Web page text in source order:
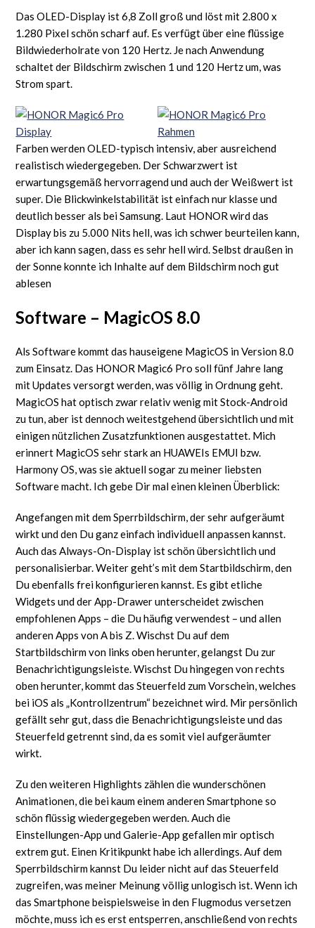
Das OLED-Display ist 6,8 Zoll groß und löst mit 2.800 x
1.280 Pixel schön scharf auf. Es verfügt über eine flüssige
Bildwiederholrate von 120 Hertz. Je nach Anwendung
schaltet der Bildschirm zwischen 1 und 120 Hertz um, was
Strom spart.
Farben werden OLED-typisch intensiv, aber ausreichend
realistisch wiedergegeben. Der Schwarzwert ist
erwartungsgemäß hervorragend und auch der Weißwert ist
super. Die Blickwinkelstabilität ist einfach nur klasse und
deutlich besser als bei Samsung. Laut HONOR wird das
Display bis zu 5.000 Nits hell, was ich schwer beurteilen kann,
aber ich kann sagen, dass es sehr hell wird. Selbst draußen in
der Sonne konnte ich Inhalte auf dem Bildschirm noch gut
ablesen
Software – MagicOS 8.0
Als Software kommt das hauseigene MagicOS in Version 8.0
zum Einsatz. Das HONOR Magic6 Pro soll fünf Jahre lang
mit Updates versorgt werden, was völlig in Ordnung geht.
MagicOS hat optisch zwar relativ wenig mit Stock-Android
zu tun, aber ist dennoch weitestgehend übersichtlich und mit
einigen nützlichen Zusatzfunktionen ausgestattet. Mich
erinnert MagicOS sehr stark an HUAWEIs EMUI bzw.
Harmony OS, was sie aktuell sogar zu meiner liebsten
Software macht. Ich gebe Dir mal einen kleinen Überblick:
Angefangen mit dem Sperrbildschirm, der sehr aufgeräumt
wirkt und den Du ganz einfach individuell anpassen kannst.
Auch das Always-On-Display ist schön übersichtlich und
personalisierbar. Weiter geht’s mit dem Startbildschirm, den
Du ebenfalls frei konfigurieren kannst. Es gibt etliche
Widgets und der App-Drawer unterscheidet zwischen
empfohlenen Apps – die Du häufig verwendest – und allen
anderen Apps von A bis Z. Wischst Du auf dem
Startbildschirm von links oben herunter, gelangst Du zur
Benachrichtigungsleiste. Wischst Du hingegen von rechts
oben herunter, kommt das Steuerfeld zum Vorschein, welches
bei iOS als „Kontrollzentrum“ bezeichnet wird. Mir persönlich
gefällt sehr gut, dass die Benachrichtigungsleiste und das
Steuerfeld getrennt sind, da es somit viel aufgeräumter
wirkt.
Zu den weiteren Highlights zählen die wunderschönen
Animationen, die bei kaum einem anderen Smartphone so
schön flüssig wiedergegeben werden. Auch die
Einstellungen-App und Galerie-App gefallen mir optisch
extrem gut. Einen Kritikpunkt habe ich allerdings. Auf dem
Sperrbildschirm kannst Du leider nicht auf das Steuerfeld
zugreifen, was meiner Meinung völlig unlogisch ist. Wenn ich
das Smartphone beispielsweise in den Flugmodus versetzen
möchte, muss ich es erst entsperren, anschließend von rechts